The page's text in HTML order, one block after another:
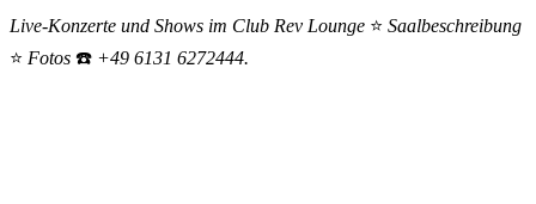
Live‑Konzerte und Shows im Club Rev Lounge ⭐ Saalbeschreibung
⭐ Fotos ☎️ +49 6131 6272444.